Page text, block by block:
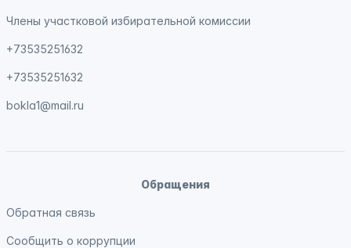
Члены участковой избирательной комиссии
+73535251632
+73535251632
bokla1@mail.ru
Обращения
Обратная связь
Сообщить о коррупции